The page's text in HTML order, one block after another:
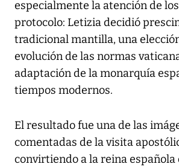
especialmente la atención de
protocolo: Letizia decidió
tradicional mantilla, una
evolución de las normas
adaptación de la monarquía
tiempos modernos.
El resultado fue una de las
comentadas de la visita
convirtiendo a la reina española